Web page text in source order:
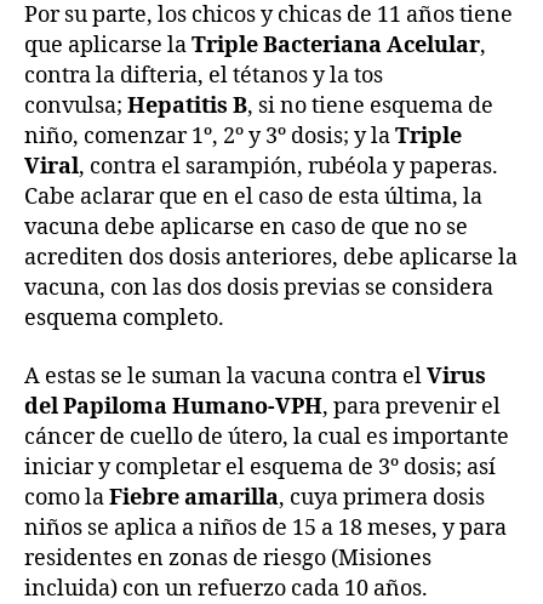
Por su parte, los chicos y chicas de 11 años tiene
que aplicarse laTriple Bacteriana Acelular,
contra la difteria, el tétanos y la tos
convulsa; Hepatitis B, si no tiene esquema de
niño, comenzar 1º, 2º y 3º dosis; y laTriple
Viral, contra el sarampión, rubéola y paperas.
Cabe aclarar que en el caso de esta última, la
vacuna debe aplicarse en caso de que no se
acrediten dos dosis anteriores, debe aplicarse la
vacuna, con las dos dosis previas se considera
esquema completo.
A estas se le suman la vacuna contra elVirus
del Papiloma Humano-VPH, para prevenir el
cáncer de cuello de útero, la cual es importante
iniciar y completar el esquema de 3º dosis; así
como laFiebre amarilla, cuya primera dosis
niños se aplica a niños de 15 a 18 meses, y para
residentes en zonas de riesgo (Misiones
incluida) con un refuerzo cada 10 años.